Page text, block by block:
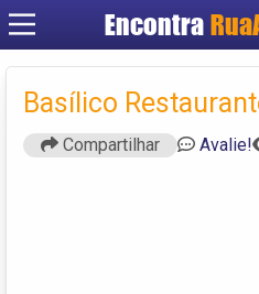
Encontra
Basílico
Compartilhar Avalie!